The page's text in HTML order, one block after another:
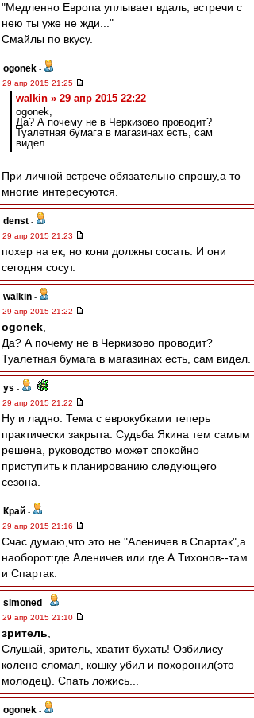
"Медленно Европа уплывает вдаль, встречи с
нею ты уже не жди..."
Смайлы по вкусу.
ogonek -
29 апр 2015 21:25
walkin » 29 апр 2015 22:22
ogonek,
Да? А почему не в Черкизово проводит?
Туалетная бумага в магазинах есть, сам
видел.
При личной встрече обязательно спрошу,а то
многие интересуются.
denst -
29 апр 2015 21:23
похер на ек, но кони должны сосать. И они
сегодня сосут.
walkin -
29 апр 2015 21:22
ogonek
Да? А почему не в Черкизово проводит?
Туалетная бумага в магазинах есть, сам видел.
ys -
29 апр 2015 21:22
Ну и ладно. Тема с еврокубками теперь
практически закрыта. Судьба Якина тем самым
решена, руководство может спокойно
приступить к планированию следующего
сезона.
Край -
29 апр 2015 21:16
Счас думаю,что это не "Аленичев в Спартак",а
наоборот:где Аленичев или где А.Тихонов--там
и Спартак.
simoned -
29 апр 2015 21:10
зpитель
Слушай, зритель, хватит бухать! Озбилису
колено сломал, кошку убил и похоронил(это
молодец). Спать ложись...
ogonek -